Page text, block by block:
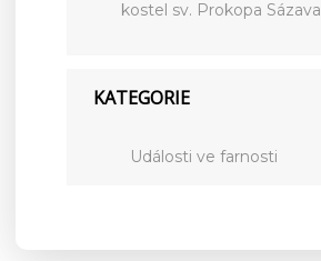
kostel sv. Prokopa Sázava
KATEGORIE
Události ve farnosti